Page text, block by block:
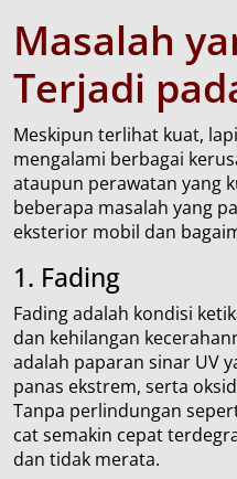
Masalah
Terjadi
Meskipun terlihat kuat,
mengalami berbagai
ataupun perawatan yang
beberapa masalah yang
eksterior mobil dan
1. Fading
Fading adalah kondisi
dan kehilangan
adalah paparan sinar UV
panas ekstrem, serta
Tanpa perlindungan
cat semakin cepat
dan tidak merata.